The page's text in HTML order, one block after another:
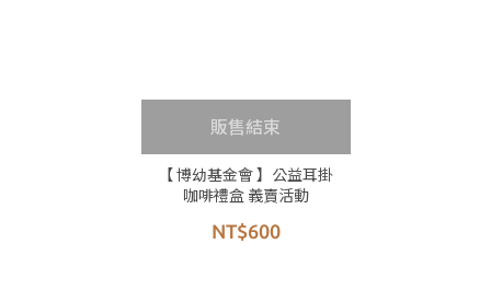
販售結束
【 博幼基金會 】公益耳掛
咖啡禮盒 義賣活動
NT$600